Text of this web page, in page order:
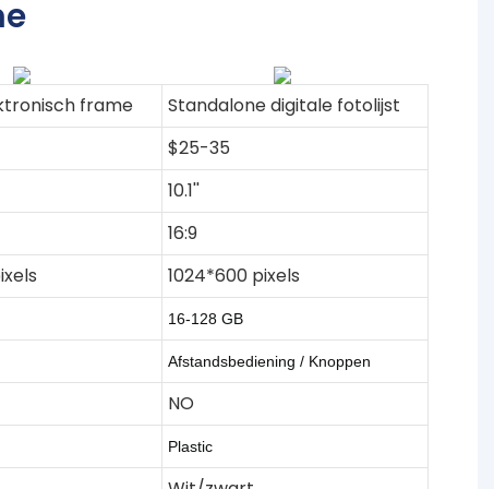
frame
Standalone digitale fotolijst
$25-35
10.1''
16:9
1024*600 pixels
16-128 GB
Afstandsbediening / Knoppen
NO
Plastic